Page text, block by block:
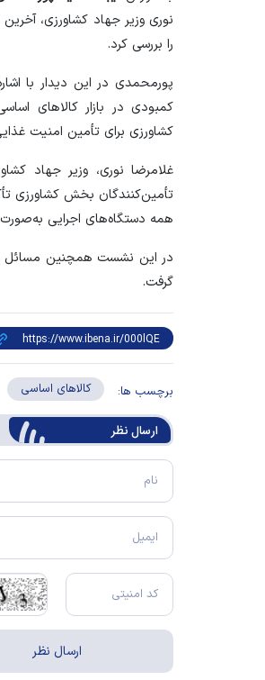
نوری وزیر جهاد کشاورزی،
را بررسی کرد.
پورمحمدی در این دیدار با
کمبودی در بازار کالا‌های
کشاورزی برای تأمین امنیت
غلامرضا نوری، وزیر جهاد
تأمین‌کنندگان بخش کشاورزی
همه دستگاه‌های اجرایی
در این نشست همچنین مسائل و
گرفت.
برچسب ها: کالاهای اساسی
ارسال‌ نظر